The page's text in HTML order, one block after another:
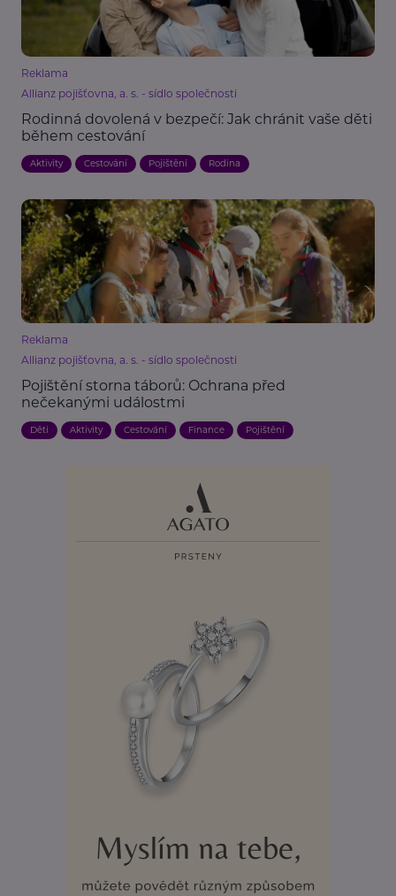
Reklama
Allianz pojišťovna, a. s. - sídlo společnosti
Rodinná dovolená v bezpečí: Jak chránit vaše děti
během cestování
Aktivity Cestování Pojištění Rodina
Reklama
Allianz pojišťovna, a. s. - sídlo společnosti
Pojištění storna táborů: Ochrana před
nečekanými událostmi
Děti Aktivity Cestování Finance Pojištění